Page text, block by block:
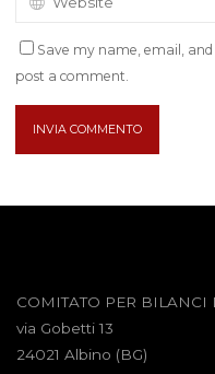
Save my name, email,
post a comment.
COMITATO PER BILANCI
via Gobetti 13
24021 Albino (BG)